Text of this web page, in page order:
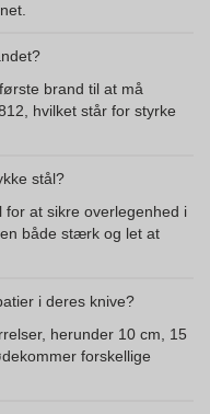
brand til at må
hvilket står for styrke
stål?
for at sikre overlegenhed i
både stærk og let at
i deres knive?
herunder 10 cm, 15
forskellige